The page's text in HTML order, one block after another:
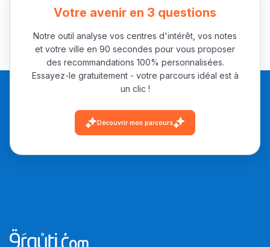
يلقاو التوازن من الدّاخل
ومن الخارج، بشرى
أمسكين بنات مسارها
خطوة بخطوة - مترجم
القراية و الخدمة فمجال
تقويم البصر مع المختصّة
مسار عبد العزيز فتيشي،
Votre avenir en 3 questions
Notre outil analyse vos centres d'intérêt, vos notes
et votre ville en 90 secondes pour vous proposer
des recommandations 100% personnalisées.
Essayez-le gratuitement - votre parcours idéal est à
un clic !
Découvrir mon parcours